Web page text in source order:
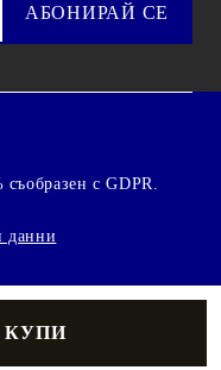
с GDPR.
данни